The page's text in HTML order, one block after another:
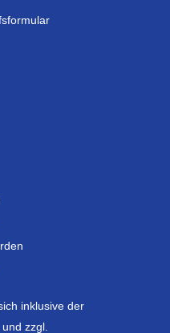
inklusive der
zzgl.